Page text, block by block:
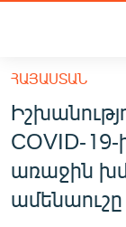
հիմնական
բովանդակությանը
Անցնել
հիմնական
մենյուին
Որոնում
ՀԱՅԱՍՏԱՆ
ՔԱՂԱՔԱԿԱՆ
ՀԱՅԱՍՏԱՆ
COVID-
առաջին